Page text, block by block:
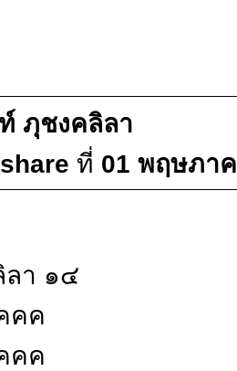
ภุชงคลิลา
share ที่ 01 พฤษภา
า ๑๔
คค
คค